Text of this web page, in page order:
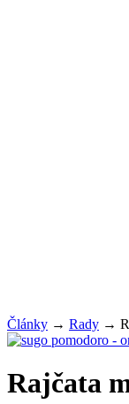
Články → Rady →
Rajčata